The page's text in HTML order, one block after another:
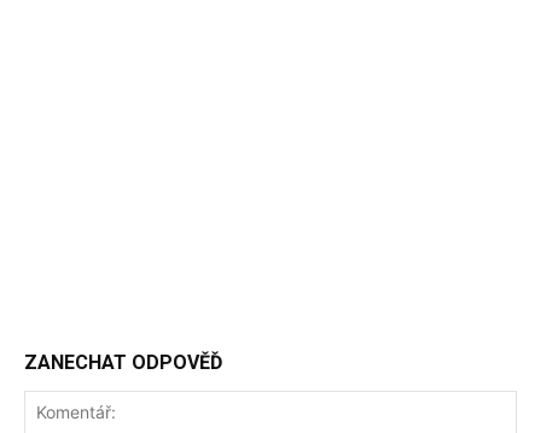
ZANECHAT ODPOVĚĎ